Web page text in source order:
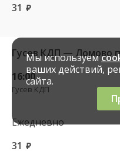
31 руб.
Гусев КДП — Ломово
16:00
Гусев КДП
Ежедневно
31 руб.
Мы используем
ваших действий,
сайта.